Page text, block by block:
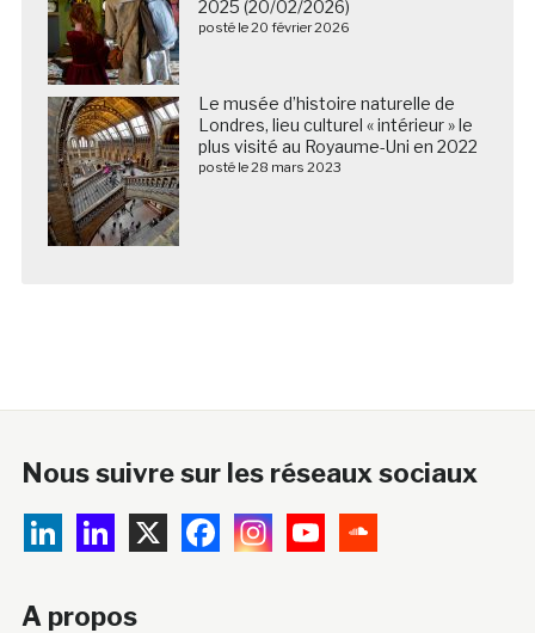
2025 (20/02/2026)
posté le 20 février 2026
Le musée d’histoire naturelle de
Londres, lieu culturel « intérieur » le
plus visité au Royaume-Uni en 2022
posté le 28 mars 2023
Nous suivre sur les réseaux sociaux
A propos